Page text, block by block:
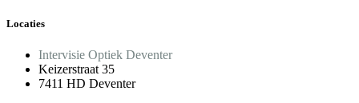
Locaties
Intervisie Optiek Deventer
Keizerstraat 35
7411 HD Deventer